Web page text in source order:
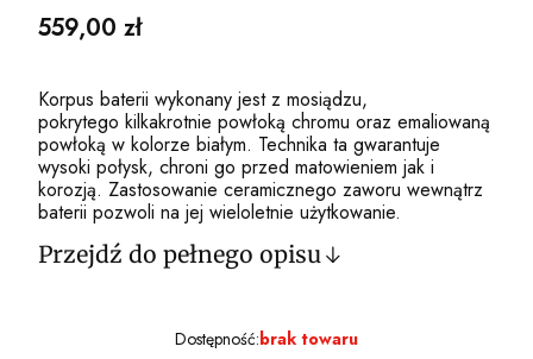
Cena
559,00 zł
Korpus baterii wykonany jest z mosiądzu,
pokrytego kilkakrotnie powłoką chromu oraz emaliowaną
powłoką w kolorze białym. Technika ta gwarantuje
wysoki połysk, chroni go przed matowieniem jak i
korozją. Zastosowanie ceramicznego zaworu wewnątrz
baterii pozwoli na jej wieloletnie użytkowanie.
Przejdź do pełnego opisu
Dostępność:brak towaru